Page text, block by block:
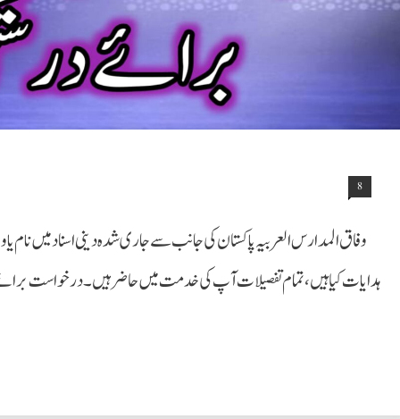
8
وفاق المدارس العربیہ پاکستان کی جانب سے جاری شدہ دینی اسناد میں
ہدایات کیاہیں ،تمام تفصیلات آپ کی خدمت میں حاضر ہیں۔درخواست